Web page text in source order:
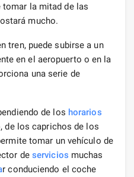
tomar la mitad de las
mucho.
tren, puede subirse a un
en el aeropuerto o en la
una serie de
de los horarios
de los caprichos de los
tomar un vehículo de
de servicios muchas
r conduciendo el coche